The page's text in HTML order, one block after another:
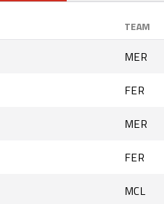
TEAM
MER
FER
MER
FER
MCL